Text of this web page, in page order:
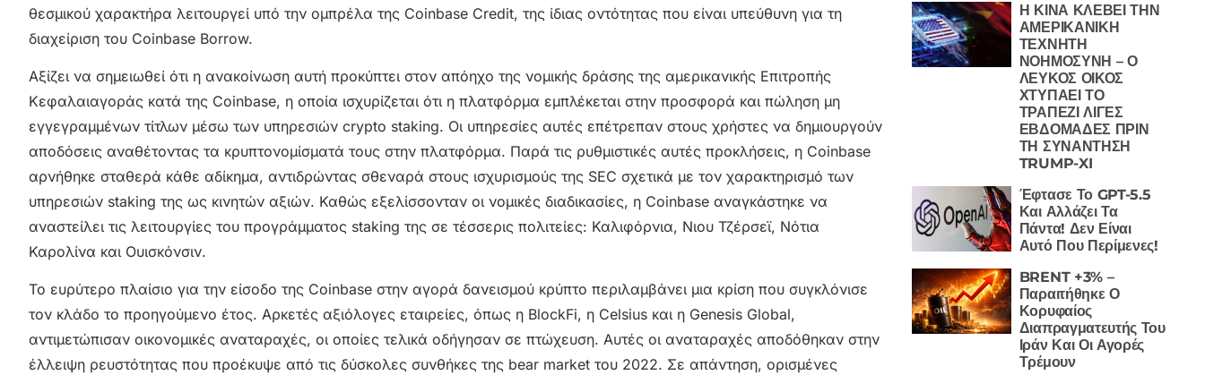
θεσμικού χαρακτήρα λειτουργεί υπό την ομπρέλα της Coinbase Credit, της ίδιας οντότητας που είναι υπεύθυνη για τη
διαχείριση του Coinbase Borrow.
Αξίζει να σημειωθεί ότι η ανακοίνωση αυτή προκύπτει στον απόηχο της νομικής δράσης της αμερικανικής Επιτροπής
Κεφαλαιαγοράς κατά της Coinbase, η οποία ισχυρίζεται ότι η πλατφόρμα εμπλέκεται στην προσφορά και πώληση μη
εγγεγραμμένων τίτλων μέσω των υπηρεσιών crypto staking. Οι υπηρεσίες αυτές επέτρεπαν στους χρήστες να δημιουργούν
αποδόσεις αναθέτοντας τα κρυπτονομίσματά τους στην πλατφόρμα. Παρά τις ρυθμιστικές αυτές προκλήσεις, η Coinbase
αρνήθηκε σταθερά κάθε αδίκημα, αντιδρώντας σθεναρά στους ισχυρισμούς της SEC σχετικά με τον χαρακτηρισμό των
υπηρεσιών staking της ως κινητών αξιών. Καθώς εξελίσσονταν οι νομικές διαδικασίες, η Coinbase αναγκάστηκε να
αναστείλει τις λειτουργίες του προγράμματος staking της σε τέσσερις πολιτείες: Καλιφόρνια, Νιου Τζέρσεϊ, Νότια
Καρολίνα και Ουισκόνσιν.
Το ευρύτερο πλαίσιο για την είσοδο της Coinbase στην αγορά δανεισμού κρύπτο περιλαμβάνει μια κρίση που συγκλόνισε
τον κλάδο το προηγούμενο έτος. Αρκετές αξιόλογες εταιρείες, όπως η BlockFi, η Celsius και η Genesis Global,
αντιμετώπισαν οικονομικές αναταραχές, οι οποίες τελικά οδήγησαν σε πτώχευση. Αυτές οι αναταραχές αποδόθηκαν στην
έλλειψη ρευστότητας που προέκυψε από τις δύσκολες συνθήκες της bear market του 2022. Σε απάντηση, ορισμένες
Η ΚΙΝΑ ΚΛΕΒΕΙ ΤΗΝ
ΑΜΕΡΙΚΑΝΙΚΗ
ΤΕΧΝΗΤΗ
ΝΟΗΜΟΣΥΝΗ – Ο
ΛΕΥΚΟΣ ΟΙΚΟΣ
ΧΤΥΠΑΕΙ ΤΟ
ΤΡΑΠΕΖΙ ΛΙΓΕΣ
ΕΒΔΟΜΑΔΕΣ ΠΡΙΝ
ΤΗ ΣΥΝΑΝΤΗΣΗ
TRUMP-XI
Έφτασε Το GPT-5.5
Και Αλλάζει Τα
Πάντα! Δεν Είναι
Αυτό Που Περίμενες!
BRENT +3% –
Παραιτήθηκε Ο
Κορυφαίος
Διαπραγματευτής Του
Ιράν Και Οι Αγορές
Τρέμουν